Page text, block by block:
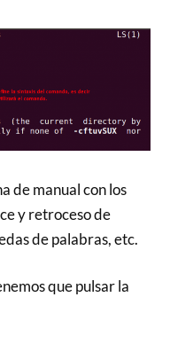
de manual con los
y retroceso de
de palabras, etc.
que pulsar la